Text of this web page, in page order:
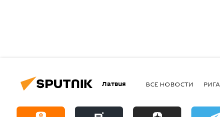
Латвия ВСЕ НОВОСТИ РИГА